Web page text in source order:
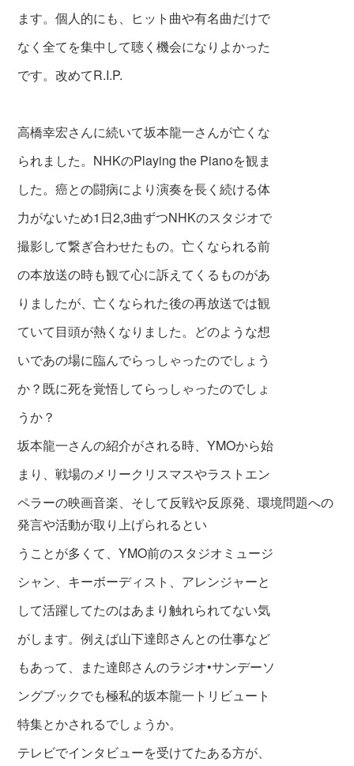
ます。個人的にも、ヒット曲や有名曲だけで
なく全てを集中して聴く機会になりよかった
です。改めてR.I.P.
高橋幸宏さんに続いて坂本龍一さんが亡くな
られました。NHKのPlaying the Pianoを観ま
した。癌との闘病により演奏を長く続ける体
力がないため1日2,3曲ずつNHKのスタジオで
撮影して繋ぎ合わせたもの。亡くなられる前
の本放送の時も観て心に訴えてくるものがあ
りましたが、亡くなられた後の再放送では観
ていて目頭が熱くなりました。どのような想
いであの場に臨んでらっしゃったのでしょう
か？既に死を覚悟してらっしゃったのでしょ
うか？
坂本龍一さんの紹介がされる時、YMOから始
まり、戦場のメリークリスマスやラストエン
ペラーの映画音楽、そして反戦や反原発、環境問題への
発言や活動が取り上げられるとい
うことが多くて、YMO前のスタジオミュージ
シャン、キーボーディスト、アレンジャーと
して活躍してたのはあまり触れられてない気
がします。例えば山下達郎さんとの仕事など
もあって、また達郎さんのラジオ•サンデーソ
ングブックでも極私的坂本龍一トリビュート
特集とかされるでしょうか。
テレビでインタビューを受けてたある方が、